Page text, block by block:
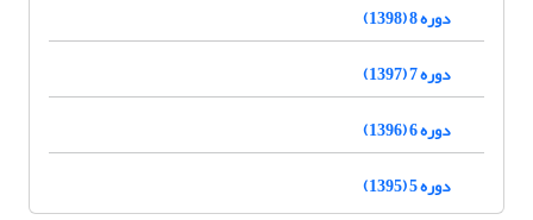
دوره 8 (1398)
دوره 7 (1397)
دوره 6 (1396)
دوره 5 (1395)